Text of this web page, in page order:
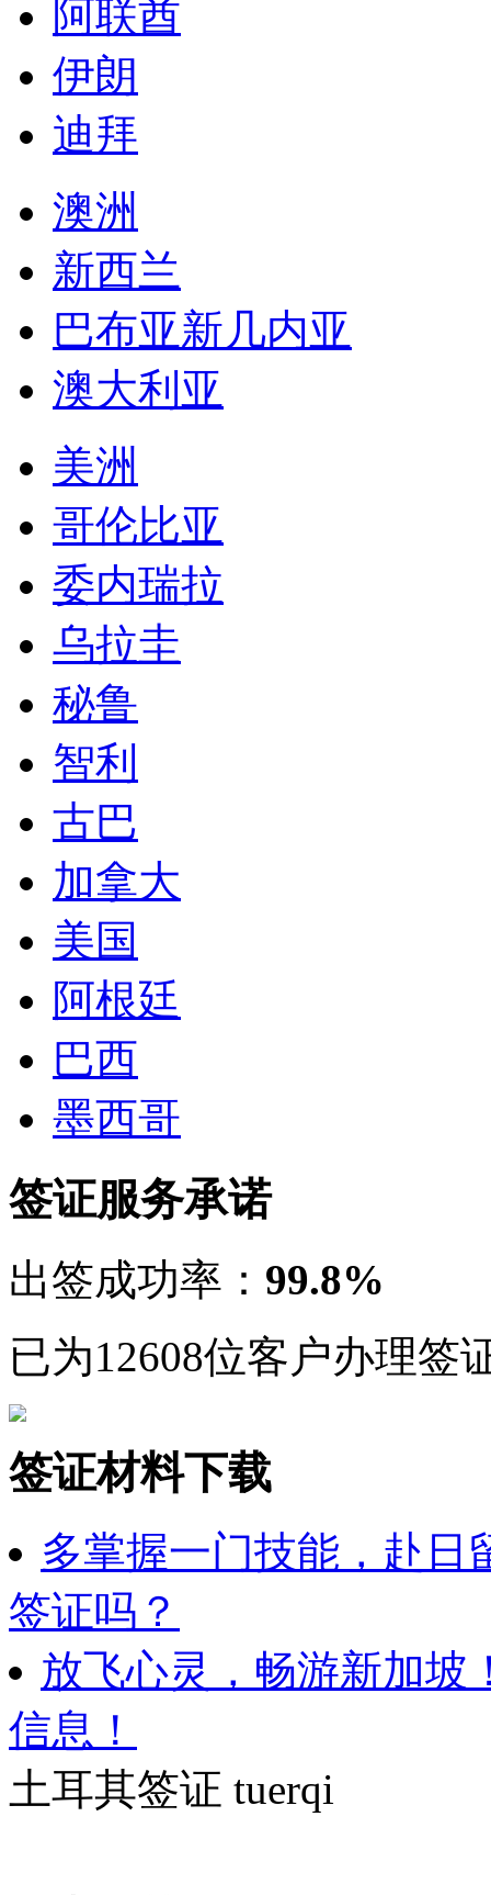
阿联酋
伊朗
迪拜
澳洲
新西兰
巴布亚新几内亚
澳大利亚
美洲
哥伦比亚
委内瑞拉
乌拉圭
秘鲁
智利
古巴
加拿大
美国
阿根廷
巴西
墨西哥
签证服务承诺
出签成功率： 99.8%
已为12608位客户办理签
签证材料下载
多掌握一门技能，赴日
签证吗？
放飞心灵，畅游新加坡
信息！
土耳其签证 tuerqi